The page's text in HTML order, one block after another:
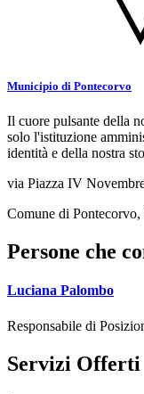
Municipio di Pontecorvo
Il cuore pulsante della
solo l'istituzione
identità e della nostra
via Piazza IV
Comune di Pontecorvo,
Persone che
Luciana Palombo
Responsabile di
Servizi Offerti